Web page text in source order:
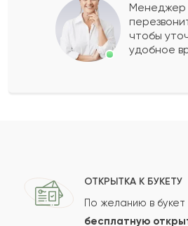
Показать
Ваш e-mail
Менеджер
чтобы
удобное
ОТКРЫТКА К БУКЕТУ
По желанию в
бесплатную